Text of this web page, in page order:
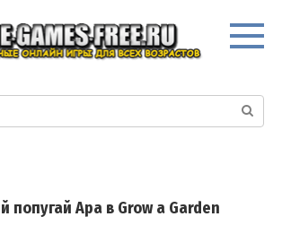
попугай Ара в Grow a Garden